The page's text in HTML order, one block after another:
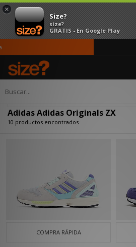
×
Size?
size?
GRATIS - En Google Play
Página principal
Adidas Adidas Originals ZX
10 productos encontrados
COMPRA RÁPIDA